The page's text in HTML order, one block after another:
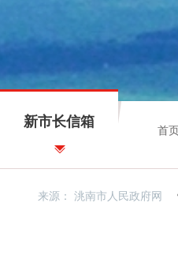
新市长信箱
首页
来源： 洮南市人民政府网